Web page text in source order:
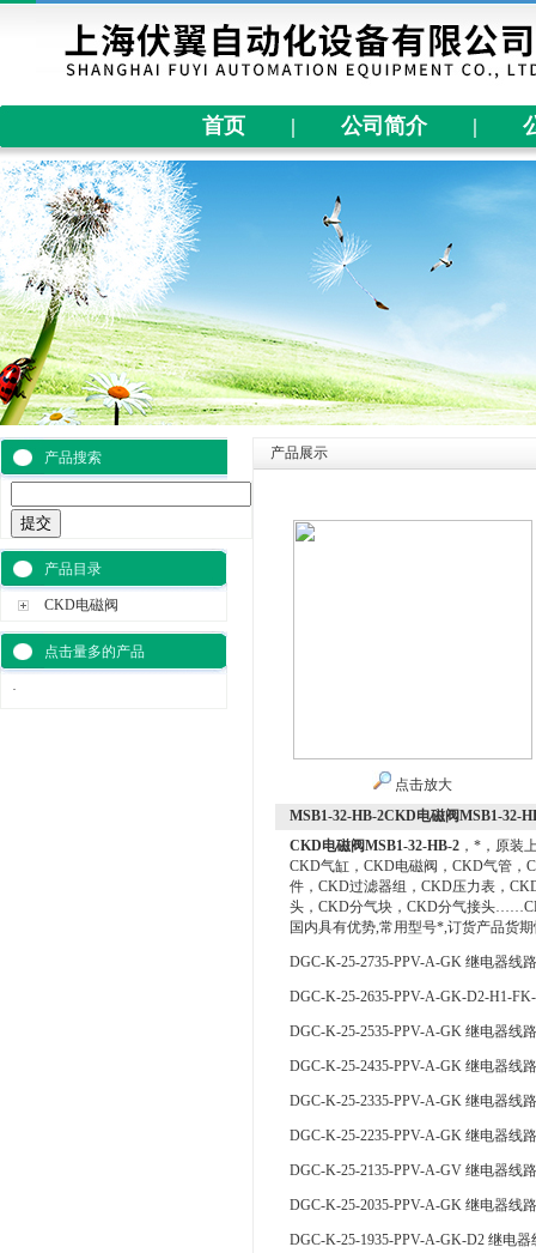
首页 | 公司简介 |
产品搜索
产品目录
CKD电磁阀
点击量多的产品
·
产品展示
点击放大
MSB1-32-HB-2CKD电磁阀MSB1-32-
CKD电磁阀MSB1-32-HB-2 ，*，原装
CKD气缸，CKD电磁阀，CKD气管，
件，CKD过滤器组，CKD压力表，
头，CKD分气块，CKD分气接头
国内具有优势,常用型号*,订货产品货
DGC-K-25-2735-PPV-A-GK 继电器线路
DGC-K-25-2635-PPV-A-GK-D2-H1-
DGC-K-25-2535-PPV-A-GK 继电器线路
DGC-K-25-2435-PPV-A-GK 继电器线路
DGC-K-25-2335-PPV-A-GK 继电器线路
DGC-K-25-2235-PPV-A-GK 继电器线路
DGC-K-25-2135-PPV-A-GV 继电器线路
DGC-K-25-2035-PPV-A-GK 继电器线路
DGC-K-25-1935-PPV-A-GK-D2 继电器